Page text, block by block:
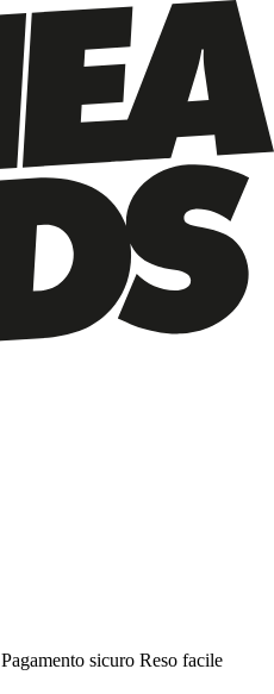
Pagamento sicuro Reso facile